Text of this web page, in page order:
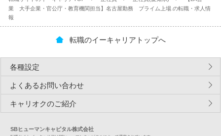
業 大手企業・官公庁・教育機関担当】名古屋勤務 プライム上場.の転職・求人情
報
転職のイーキャリアトップへ
各種設定
よくあるお問い合わせ
キャリオクのご紹介
SBヒューマンキャピタル株式会社